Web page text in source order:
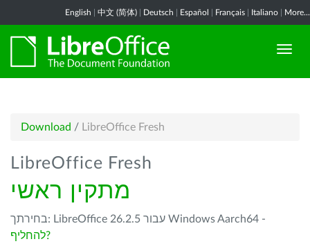
English 中文 (简体) Deutsch Español Français Italiano More...
Download / LibreOffice Fresh
LibreOffice Fresh
מתקין ראשי
בחירתך: LibreOffice 26.2.5 עבור Windows Aarch64 -
להחליף?